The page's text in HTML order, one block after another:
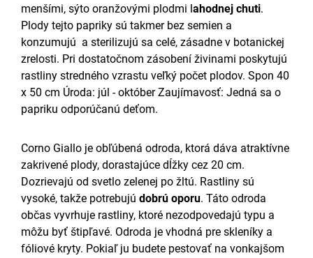
menšími, sýto oranžovými plodmi l ahodnej chuti.
Plody tejto papriky sú takmer bez semien a
konzumujú a sterilizujú sa celé, zásadne v botanickej
zrelosti. Pri dostatočnom zásobení živinami poskytujú
rastliny stredného vzrastu veľký počet plodov. Spon 40
x 50 cm Úroda: júl - október Zaujímavosť: Jedná sa o
papriku odporúčanú deťom.
Corno Giallo je obľúbená odroda, ktorá dáva atraktívne
zakrivené plody, dorastajúce dĺžky cez 20 cm.
Dozrievajú od svetlo zelenej po žltú. Rastliny sú
vysoké, takže potrebujú dobrú oporu. Táto odroda
občas vyvrhuje rastliny, ktoré nezodpovedajú typu a
môžu byť štipľavé. Odroda je vhodná pre skleníky a
fóliové kryty. Pokiaľ ju budete pestovať na vonkajšom